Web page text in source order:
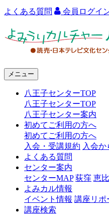
よくある質問 会員ログイ
メニュー
八王子センターTOP
八王子センターTOP
八王子センター案内
初めてご利用の方へ
初めてご利用の方へ
入会・受講規約 入会
よくある質問
センター案内
センターMAP 荻窪 恵
よみカル情報
イベント情報 講座リポ
講座検索